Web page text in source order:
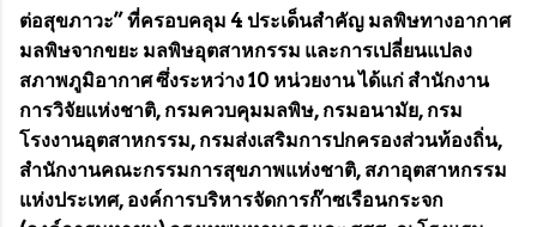
ต่อสุขภาวะ” ที่ครอบคลุม 4 ประเด็นสำคัญ มลพิษทางอากาศ
มลพิษจากขยะ มลพิษอุตสาหกรรม และการเปลี่ยนแปลง
สภาพภูมิอากาศ ซึ่งระหว่าง 10 หน่วยงาน ได้แก่ สำนักงาน
การวิจัยแห่งชาติ, กรมควบคุมมลพิษ, กรมอนามัย, กรม
โรงงานอุตสาหกรรม, กรมส่งเสริมการปกครองส่วนท้องถิ่น,
สำนักงานคณะกรรมการสุขภาพแห่งชาติ, สภาอุตสาหกรรม
แห่งประเทศ, องค์การบริหารจัดการก๊าซเรือนกระจก